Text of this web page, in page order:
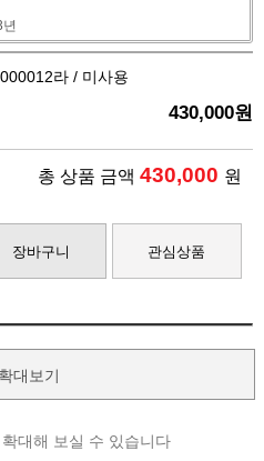
라 / 미사용
430,000원
총 상품 금액 430,000 원
장바구니 관심상품
확대보기
대해 보실 수 있습니다